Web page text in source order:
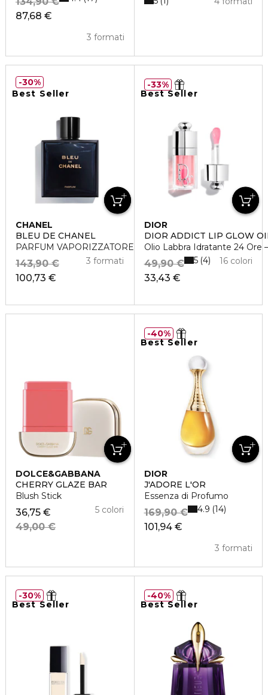
87,68 €
3 formati
Best Seller
CHANEL
BLEU DE CHANEL
PARFUM VAPORIZZATORE
100,73 €
143,90 € 3 formati
30%
Best Seller
DIOR
DIOR ADDICT LIP GLOW
Olio Labbra Idratante 24 Ore
33,43 €
49,90 € 16 colori
5 4
33%
DOLCE&GABBANA
CHERRY GLAZE BAR
Blush Stick
36,75 €
49,00 €
5 colori
Best Seller
DIOR
J'ADORE L'OR
Essenza di Profumo
101,94 €
169,90 €
3 formati
4.9 14
40%
Best Seller
30%
Best Seller
40%